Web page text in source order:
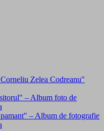
Zelea Codreanu"
– Album foto de
– Album de fotografie